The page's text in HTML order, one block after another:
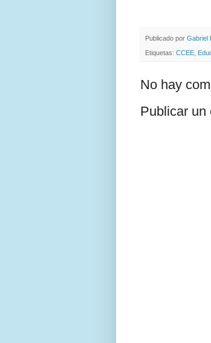
Publicado por Gabriel
Etiquetas: CCEE
No hay
Publicar un